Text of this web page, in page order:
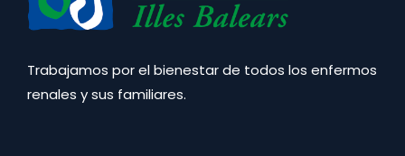
Trabajamos por el bienestar de todos los enfermos
renales y sus familiares.